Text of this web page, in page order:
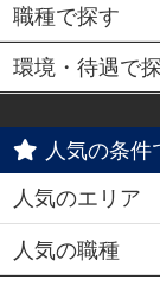
職種で探す
環境・待遇で
人気の条件
人気のエリア
人気の職種